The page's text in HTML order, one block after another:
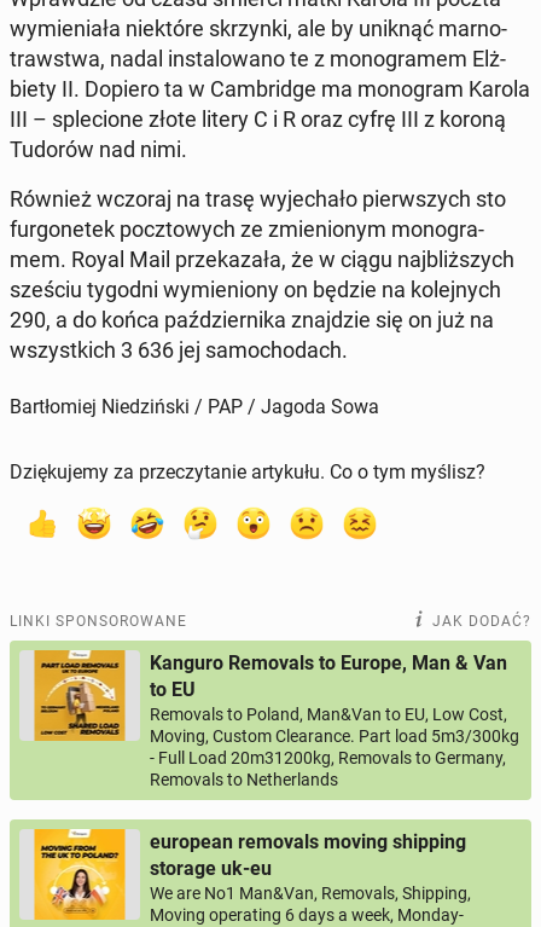
wy­mie­nia­ła nie­któ­re skrzyn­ki, ale by uniknąć mar­no­
traw­stwa, nadal in­sta­lo­wa­no te z mo­no­gra­mem Elż­
bie­ty II. Dopiero ta w Cam­brid­ge ma mo­no­gram Karola
III – sple­cio­ne złote litery C i R oraz cyfrę III z koroną
Tudorów nad nimi.
Również wczoraj na trasę wy­je­cha­ło pierw­szych sto
fur­go­ne­tek pocz­to­wych ze zmie­nio­nym mo­no­gra­
mem. Royal Mail prze­ka­za­ła, że w ciągu naj­bliż­szych
sześciu tygodni wy­mie­nio­ny on będzie na ko­lej­nych
290, a do końca paź­dzier­ni­ka znaj­dzie się on już na
wszyst­kich 3 636 jej sa­mo­cho­dach.
Bartłomiej Niedziński / PAP / Jagoda Sowa
Dziękujemy za przeczytanie artykułu. Co o tym myślisz?
LINKI SPONSOROWANE JAK DODAĆ?
Kanguro Removals to Europe, Man & Van
to EU
Removals to Poland, Man&Van to EU, Low Cost,
Moving, Custom Clearance. Part load 5m3/300kg
- Full Load 20m31200kg, Removals to Germany,
Removals to Netherlands
european removals moving shipping
storage uk-eu
We are No1 Man&Van, Removals, Shipping,
Moving operating 6 days a week, Monday-